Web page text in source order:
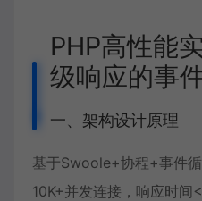
PHP高性能
级响应的事
一、架构设计原理
基于Swoole+协程+事件
10K+并发连接，响应时间